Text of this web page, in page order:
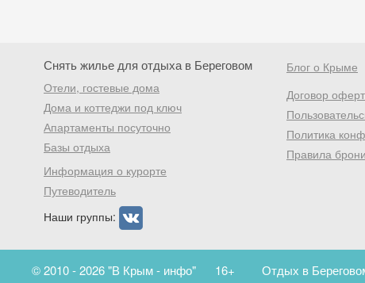
Снять жилье для отдыха в Береговом
Отели, гостевые дома
Дома и коттеджи под ключ
Апартаменты посуточно
Базы отдыха
Информация о курорте
Путеводитель
Наши группы:
Блог о Крыме
Договор
Политика
Правила
© 2010 - 2026 "В Крым - инфо" 16+ Отдых в